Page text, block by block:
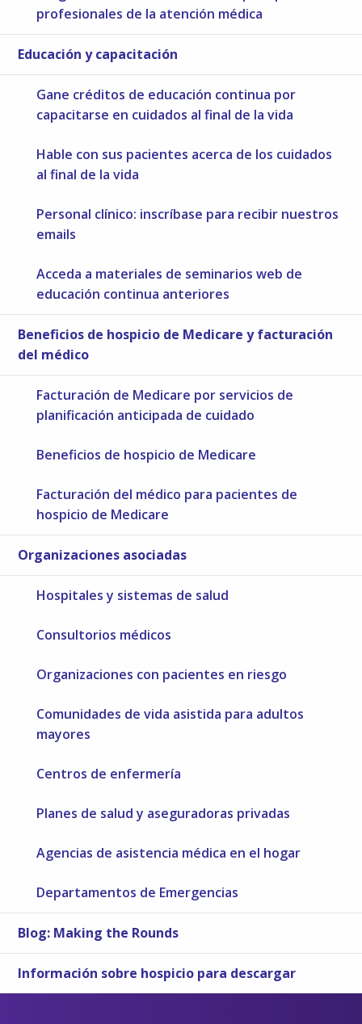
profesionales de la atención médica
Educación y capacitación
Gane créditos de educación continua por
capacitarse en cuidados al final de la vida
Hable con sus pacientes acerca de los cuidados
al final de la vida
Personal clínico: inscríbase para recibir nuestros
emails
Acceda a materiales de seminarios web de
educación continua anteriores
Beneficios de hospicio de Medicare y facturación
del médico
Facturación de Medicare por servicios de
planificación anticipada de cuidado
Beneficios de hospicio de Medicare
Facturación del médico para pacientes de
hospicio de Medicare
Organizaciones asociadas
Hospitales y sistemas de salud
Consultorios médicos
Organizaciones con pacientes en riesgo
Comunidades de vida asistida para adultos
mayores
Centros de enfermería
Planes de salud y aseguradoras privadas
Agencias de asistencia médica en el hogar
Departamentos de Emergencias
Blog: Making the Rounds
Información sobre hospicio para descargar